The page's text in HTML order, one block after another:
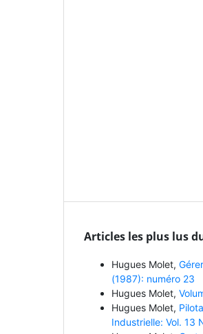
Articles les plus lus
Hugues Molet,
(1987): numéro 23
Hugues Molet,
Hugues Molet,
Industrielle: Vol. 13